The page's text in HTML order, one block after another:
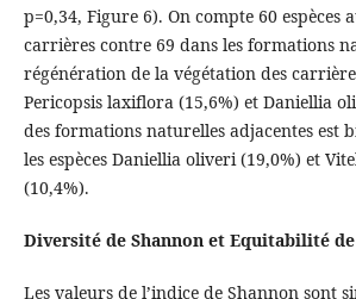
p=0,34, Figure 6). On compte 60 espèces
carrières contre 69 dans les formations
régénération de la végétation des
Pericopsis laxiflora (15,6%) et Daniellia
des formations naturelles adjacentes est
les espèces Daniellia oliveri (19,0%) et
(10,4%).
Diversité de Shannon et Equitabilité
Les valeurs de l’indice de Shannon sont